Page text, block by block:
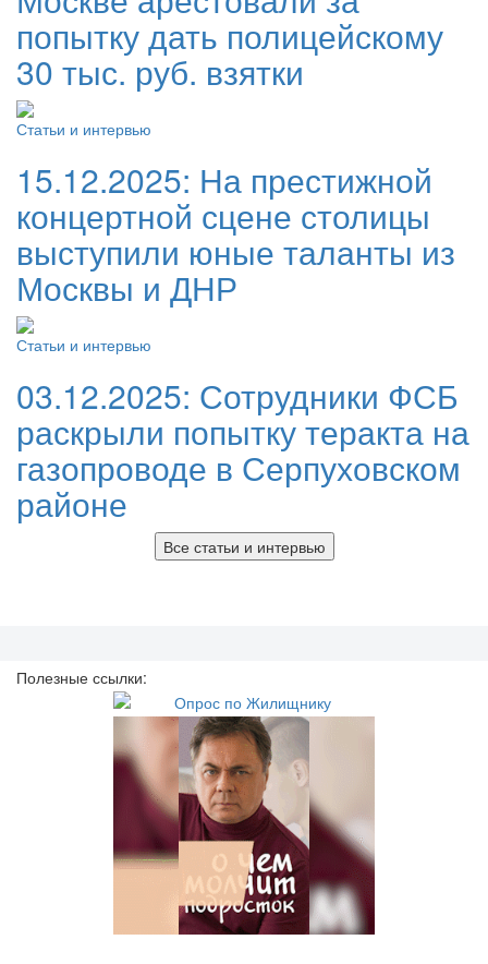
попытку дать полицейскому
30 тыс. руб. взятки
Статьи и интервью
15.12.2025: На престижной
концертной сцене столицы
выступили юные таланты из
Москвы и ДНР
Статьи и интервью
03.12.2025: Сотрудники ФСБ
раскрыли попытку теракта на
газопроводе в Серпуховском
районе
Все статьи и интервью
Полезные ссылки: